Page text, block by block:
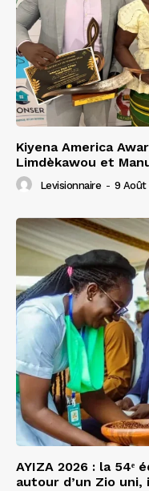
Kiyena America
Limdèkawou et
Levisionnaire - 9 Août
AYIZA 2026 : la 54ᵉ
autour d’un Zio